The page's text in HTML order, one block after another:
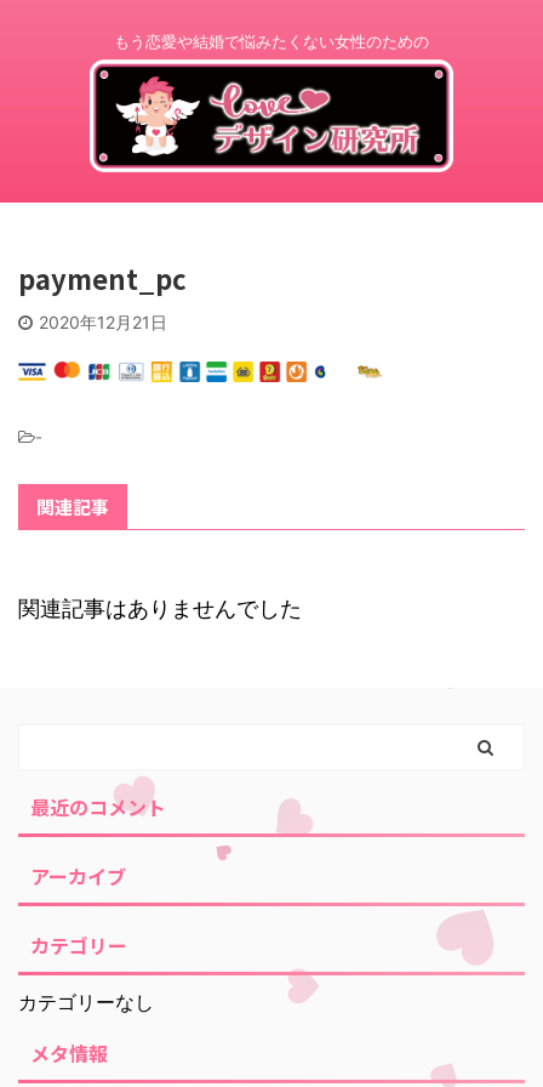
もう恋愛や結婚で悩みたくない女性のための
payment_pc
2020年12月21日
-
関連記事
関連記事はありませんでした
最近のコメント
アーカイブ
カテゴリー
カテゴリーなし
メタ情報